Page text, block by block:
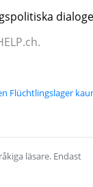
Flüchtlingslager
läsare. Endast